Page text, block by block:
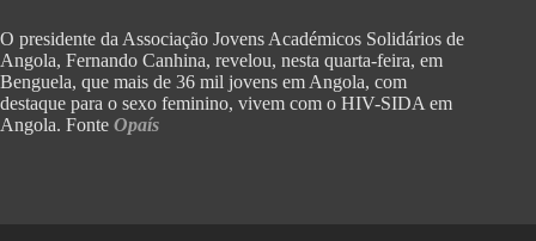
O presidente da Associação Jovens Académicos Solidários de
Angola, Fernando Canhina, revelou, nesta quarta-feira, em
Benguela, que mais de 36 mil jovens em Angola, com
destaque para o sexo feminino, vivem com o HIV-SIDA em
Angola. Fonte Opaís